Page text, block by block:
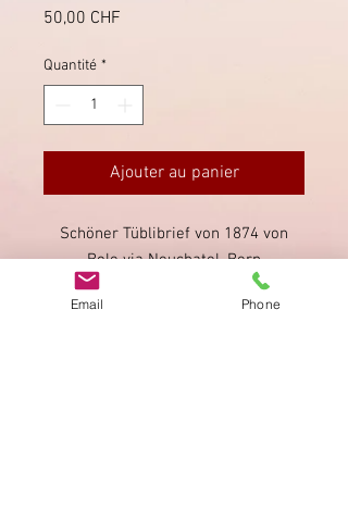
50,00 CHF
Quantité *
Ajouter au panier
Schöner Tüblibrief von 1874 von
Bole via Neuchatel, Bern
und Jnterlaken (alle rückseitig,
sauber gestempelt).
Email Phone